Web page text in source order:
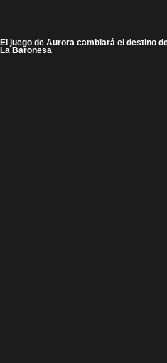
El juego de Aurora cambiará el destino
La Baronesa